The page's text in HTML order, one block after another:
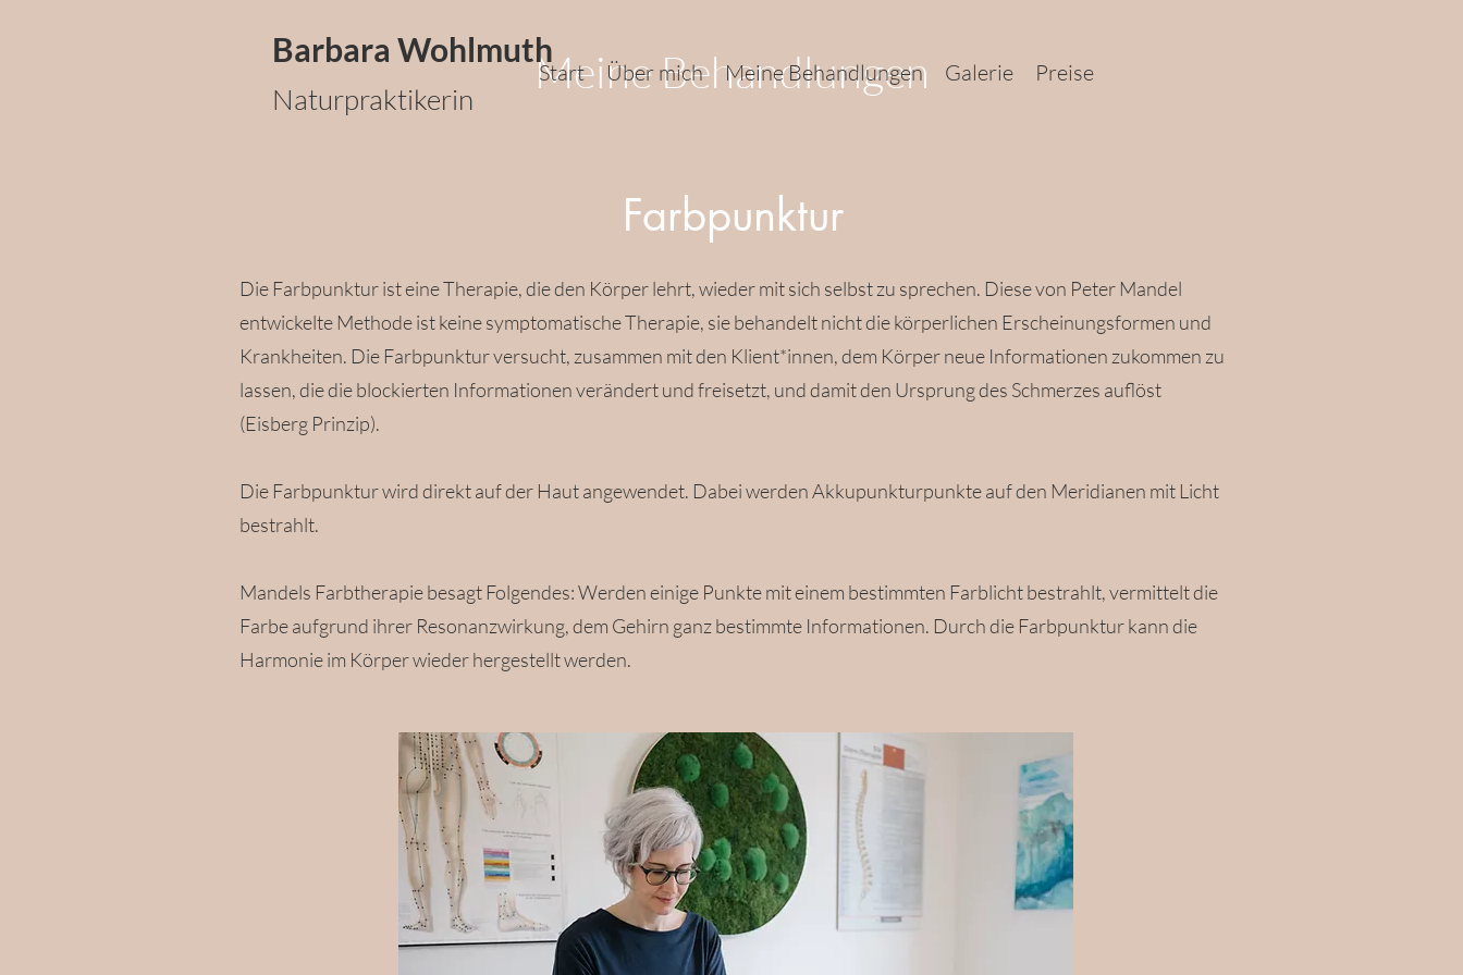
Barbara Wohlmuth
Naturpraktikerin
Start Über mich Meine Behandlungen Galerie Preise
Meine Behandlungen
Farbpunktur
Die Farbpunktur ist eine Therapie, die den Körper lehrt, wieder mit sich selbst zu sprechen. Diese von Peter Mandel
entwickelte Methode ist keine symptomatische Therapie, sie behandelt nicht die körperlichen Erscheinungsformen und
Krankheiten. Die Farbpunktur versucht, zusammen mit den Klient*innen, dem Körper neue Informationen zukommen zu
lassen, die die blockierten Informationen verändert und freisetzt, und damit den Ursprung des Schmerzes auflöst
(Eisberg Prinzip).
Die Farbpunktur wird direkt auf der Haut angewendet. Dabei werden Akkupunkturpunkte auf den Meridianen mit Licht
bestrahlt.
Mandels Farbtherapie besagt Folgendes: Werden einige Punkte mit einem bestimmten Farblicht bestrahlt, vermittelt die
Farbe aufgrund ihrer Resonanzwirkung, dem Gehirn ganz bestimmte Informationen. Durch die Farbpunktur kann die
Harmonie im Körper wieder hergestellt werden.